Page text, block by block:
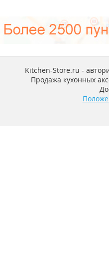
Kitchen-Store.ru -
Продажа кухонных